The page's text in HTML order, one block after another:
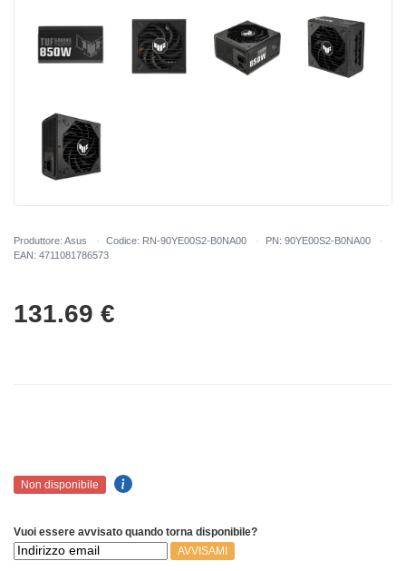
Produttore: Asus Codice: RN-90YE00S2-B0NA00
PN: 90YE00S2-B0NA00
EAN: 4711081786573
131.69 €
Non disponibile
Vuoi essere avvisato quando torna disponibile?
AVVISAMI